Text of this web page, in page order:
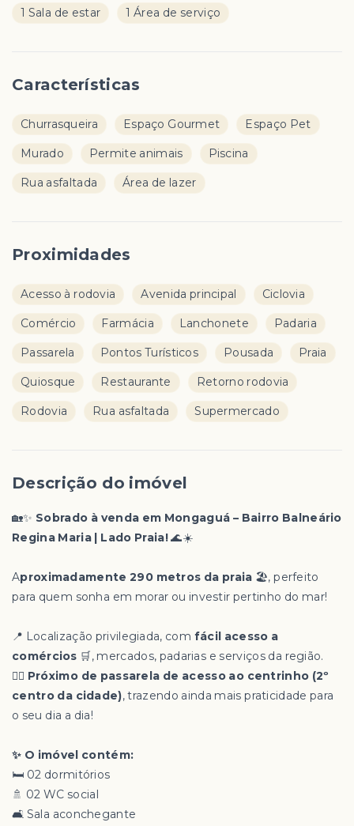
1 Sala de estar 1 Área de serviço
Características
Churrasqueira Espaço Gourmet Espaço Pet
Murado Permite animais Piscina
Rua asfaltada Área de lazer
Proximidades
Acesso à rodovia Avenida principal Ciclovia
Comércio Farmácia Lanchonete Padaria
Passarela Pontos Turísticos Pousada Praia
Quiosque Restaurante Retorno rodovia
Rodovia Rua asfaltada Supermercado
Descrição do imóvel
🏡✨ Sobrado à venda em Mongaguá – Bairro Balneário
Regina Maria | Lado Praia!🌊☀️
Aproximadamente 290 metros da praia 🏖️, perfeito
para quem sonha em morar ou investir pertinho do mar!
📍 Localização privilegiada, com fácil acesso a
comércios 🛒, mercados, padarias e serviços da região.
🚶‍♂️ Próximo de passarela de acesso ao centrinho (2º
centro da cidade), trazendo ainda mais praticidade para
o seu dia a dia!
✨ O imóvel contém:
🛏️ 02 dormitórios
🚿 02 WC social
🛋️ Sala aconchegante